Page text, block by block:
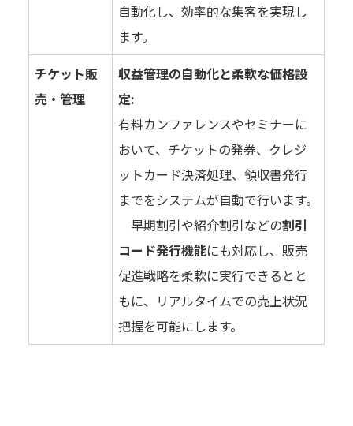
自動化し、効率的な集客を実現し
ます。
チケット販
売・管理
収益管理の自動化と柔軟な価格設
定:
有料カンファレンスやセミナーに
おいて、チケットの発券、クレジ
ットカード決済処理、領収書発行
までをシステムが自動で行います。
早期割引や紹介割引などの割引
コード発行機能にも対応し、販売
促進戦略を柔軟に実行できるとと
もに、リアルタイムでの売上状況
把握を可能にします。